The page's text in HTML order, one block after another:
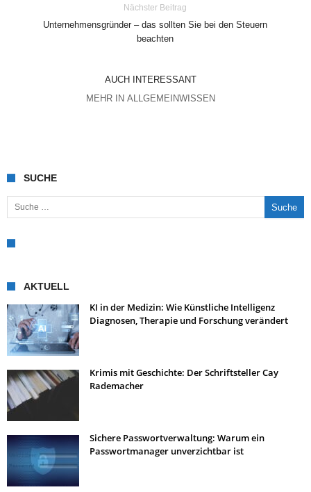
Nächster Beitrag
Unternehmensgründer – das sollten Sie bei den Steuern
beachten
AUCH INTERESSANT
MEHR IN ALLGEMEINWISSEN
SUCHE
Suche nach:
AKTUELL
KI in der Medizin: Wie Künstliche Intelligenz
Diagnosen, Therapie und Forschung verändert
Krimis mit Geschichte: Der Schriftsteller Cay
Rademacher
Sichere Passwortverwaltung: Warum ein
Passwortmanager unverzichtbar ist